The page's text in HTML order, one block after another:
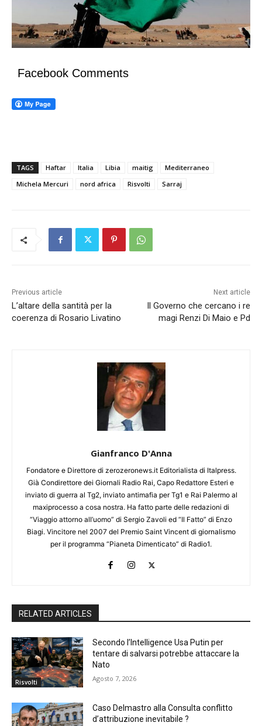
Facebook Comments
TAGS Haftar Italia Libia maitig
Mediterraneo
Michela Mercuri
nord africa Risvolti Sarraj
Previous article
L’altare della santità per la
coerenza di Rosario Livatino
Next article
Il Governo che cercano i re
magi Renzi Di Maio e Pd
Gianfranco D'Anna
Fondatore e Direttore di zerozeronews.it Editorialista di Italpress.
Già Condirettore dei Giornali Radio Rai, Capo Redattore Esteri e
inviato di guerra al Tg2, inviato antimafia per Tg1 e Rai Palermo al
maxiprocesso a cosa nostra. Ha fatto parte delle redazioni di
“Viaggio attorno all’uomo” di Sergio Zavoli ed “Il Fatto” di Enzo
Biagi. Vincitore nel 2007 del Premio Saint Vincent di giornalismo
per il programma “Pianeta Dimenticato” di Radio1.
RELATED ARTICLES
Risvolti
Secondo l’Intelligence Usa Putin per
tentare di salvarsi potrebbe attaccare la
Nato
Agosto 7, 2026
Caso Delmastro alla Consulta conflitto
d’attribuzione inevitabile ?